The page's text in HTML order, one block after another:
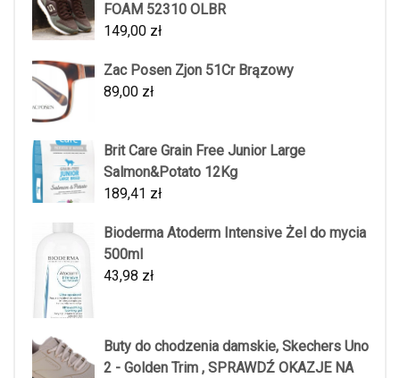
FOAM 52310 OLBR
149,00 zł
Zac Posen Zjon 51Cr Brązowy
89,00 zł
Brit Care Grain Free Junior Large
Salmon&Potato 12Kg
189,41 zł
Bioderma Atoderm Intensive Żel do mycia
500ml
43,98 zł
Buty do chodzenia damskie, Skechers Uno
2 - Golden Trim , SPRAWDŹ OKAZJE NA